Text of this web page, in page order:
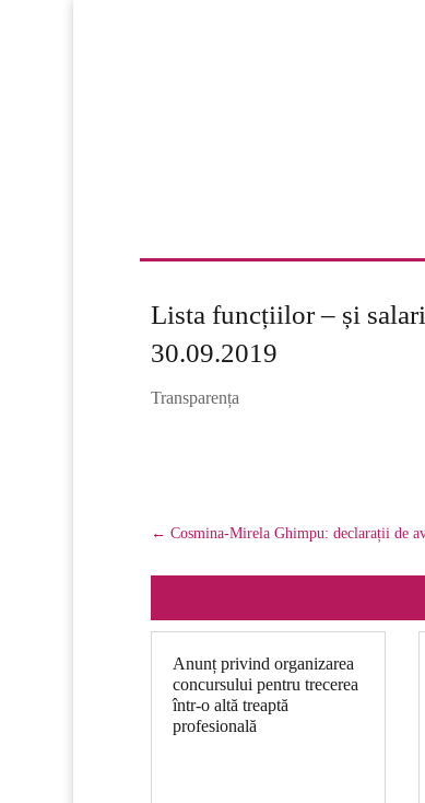
Lista funcțiilor – și
30.09.2019
Transparența
← Cosmina-Mirela Ghimpu: declarații de
Anunț privind organizarea
concursului pentru trecerea
într-o altă treaptă
profesională